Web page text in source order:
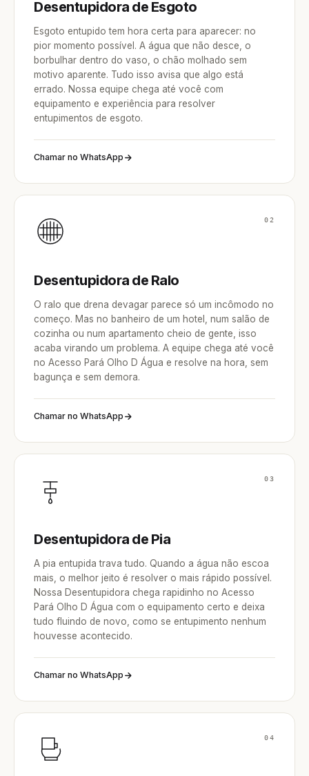
Desentupidora de Esgoto
Esgoto entupido tem hora certa para aparecer: no
pior momento possível. A água que não desce, o
borbulhar dentro do vaso, o chão molhado sem
motivo aparente. Tudo isso avisa que algo está
errado. Nossa equipe chega até você com
equipamento e experiência para resolver
entupimentos de esgoto.
Chamar no WhatsApp
02
Desentupidora de Ralo
O ralo que drena devagar parece só um incômodo no
começo. Mas no banheiro de um hotel, num salão de
cozinha ou num apartamento cheio de gente, isso
acaba virando um problema. A equipe chega até você
no Acesso Pará Olho D Água e resolve na hora, sem
bagunça e sem demora.
Chamar no WhatsApp
03
Desentupidora de Pia
A pia entupida trava tudo. Quando a água não escoa
mais, o melhor jeito é resolver o mais rápido possível.
Nossa Desentupidora chega rapidinho no Acesso
Pará Olho D Água com o equipamento certo e deixa
tudo fluindo de novo, como se entupimento nenhum
houvesse acontecido.
Chamar no WhatsApp
04